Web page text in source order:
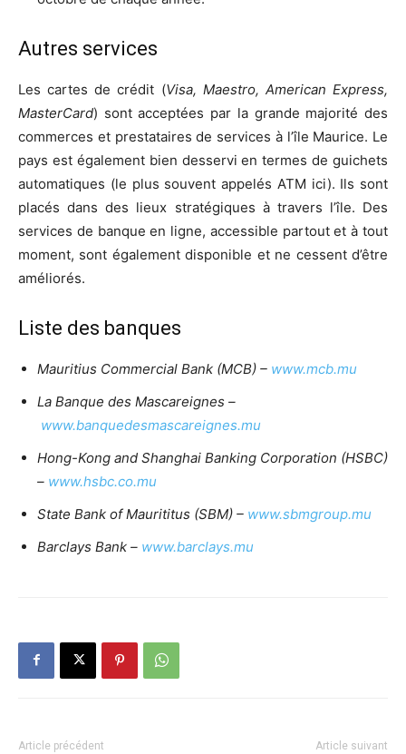
Autres services
Les cartes de crédit (Visa, Maestro, American Express,
MasterCard) sont acceptées par la grande majorité des
commerces et prestataires de services à l’île Maurice. Le
pays est également bien desservi en termes de guichets
automatiques (le plus souvent appelés ATM ici). Ils sont
placés dans des lieux stratégiques à travers l’île. Des
services de banque en ligne, accessible partout et à tout
moment, sont également disponible et ne cessent d’être
améliorés.
Liste des banques
Mauritius Commercial Bank (MCB) – www.mcb.mu
La Banque des Mascareignes –
www.banquedesmascareignes.mu
Hong-Kong and Shanghai Banking Corporation (HSBC)
– www.hsbc.co.mu
State Bank of Maurititus (SBM) – www.sbmgroup.mu
Barclays Bank – www.barclays.mu
Article précédent Article suivant